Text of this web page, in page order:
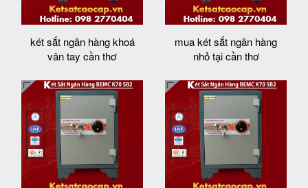
két sắt ngân hàng khoá
vân tay cần thơ
mua két sắt ngân hàng
nhỏ tại cần thơ